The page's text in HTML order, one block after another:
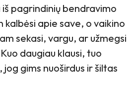
iš pagrindinių bendravimo
kalbėsi apie save, o vaikino
sekasi, vargu, ar užmegsi
daugiau klausi, tuo
gims nuoširdus ir šiltas